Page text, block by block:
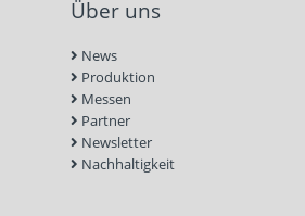
Über uns
News
Produktion
Messen
Partner
Newsletter
Nachhaltigkeit